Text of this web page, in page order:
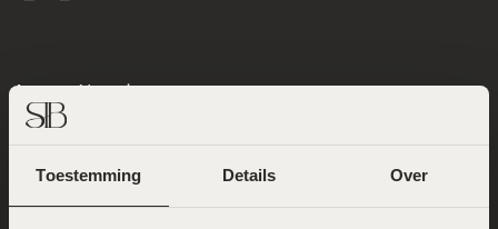
Toestemming Details Over
Locatie Noord
Gentiaanstraat 11
020 – 22 69 096